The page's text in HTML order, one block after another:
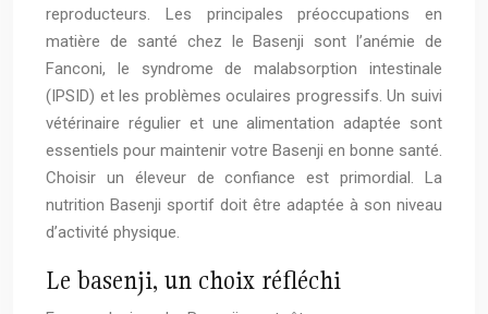
reproducteurs. Les principales préoccupations en
matière de santé chez le Basenji sont l’anémie de
Fanconi, le syndrome de malabsorption intestinale
(IPSID) et les problèmes oculaires progressifs. Un suivi
vétérinaire régulier et une alimentation adaptée sont
essentiels pour maintenir votre Basenji en bonne santé.
Choisir un éleveur de confiance est primordial. La
nutrition Basenji sportif doit être adaptée à son niveau
d’activité physique.
Le basenji, un choix réfléchi